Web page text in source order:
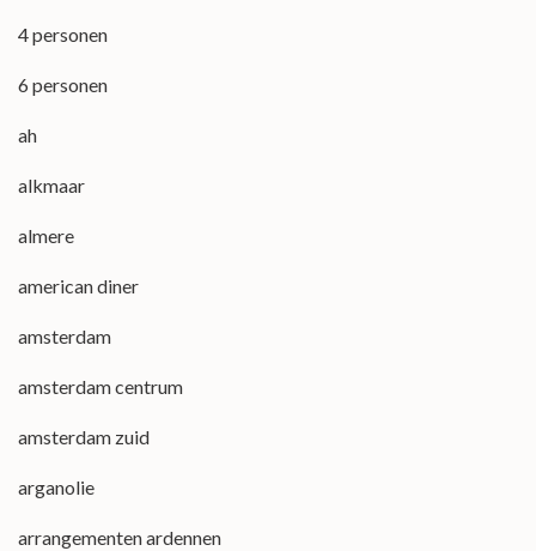
4 personen
6 personen
ah
alkmaar
almere
american diner
amsterdam
amsterdam centrum
amsterdam zuid
arganolie
arrangementen ardennen